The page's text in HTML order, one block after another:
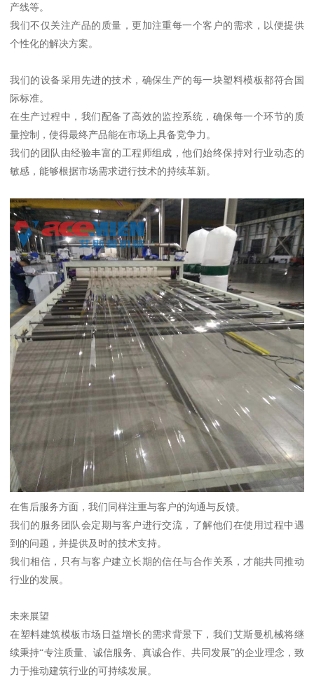
产线等。
我们不仅关注产品的质量，更加注重每一个客户的需求，以便提供
个性化的解决方案。
我们的设备采用先进的技术，确保生产的每一块塑料模板都符合国
际标准。
在生产过程中，我们配备了高效的监控系统，确保每一个环节的质
量控制，使得最终产品能在市场上具备竞争力。
我们的团队由经验丰富的工程师组成，他们始终保持对行业动态的
敏感，能够根据市场需求进行技术的持续革新。
在售后服务方面，我们同样注重与客户的沟通与反馈。
我们的服务团队会定期与客户进行交流，了解他们在使用过程中遇
到的问题，并提供及时的技术支持。
我们相信，只有与客户建立长期的信任与合作关系，才能共同推动
行业的发展。
未来展望
在塑料建筑模板市场日益增长的需求背景下，我们艾斯曼机械将继
续秉持“专注质量、诚信服务、真诚合作、共同发展”的企业理念，致
力于推动建筑行业的可持续发展。